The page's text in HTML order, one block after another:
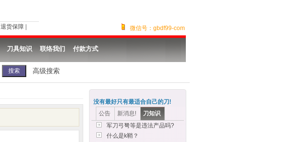
微信号：gbdf99-com
退货保障
刀具知识 联络我们 付款方式
高级搜索
没有最好只有最适合自己的刀!
公告
新消息!
刀知识
军刀弓弩等是违法产品吗?
什么是k鞘？